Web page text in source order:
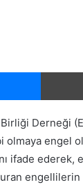
Derneği
engel
ifade ederek,